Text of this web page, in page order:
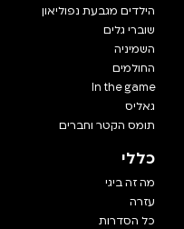
הילדים מגבעת נפוליאון
שוברי גלים
השמיניה
החולמים
In the game
גאליס
תומס הקטר וחברים
כללי
מה זה ביגי
עזרה
כל הסדרות